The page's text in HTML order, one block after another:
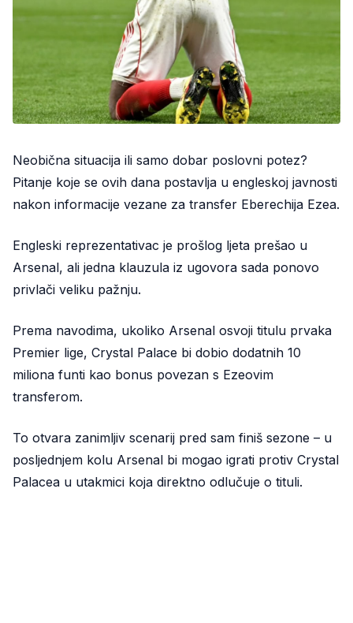
Neobična situacija ili samo dobar poslovni potez?
Pitanje koje se ovih dana postavlja u engleskoj javnosti
nakon informacije vezane za transfer Eberechija Ezea.
Engleski reprezentativac je prošlog ljeta prešao u
Arsenal, ali jedna klauzula iz ugovora sada ponovo
privlači veliku pažnju.
Prema navodima, ukoliko Arsenal osvoji titulu prvaka
Premier lige, Crystal Palace bi dobio dodatnih 10
miliona funti kao bonus povezan s Ezeovim
transferom.
To otvara zanimljiv scenarij pred sam finiš sezone – u
posljednjem kolu Arsenal bi mogao igrati protiv Crystal
Palacea u utakmici koja direktno odlučuje o tituli.